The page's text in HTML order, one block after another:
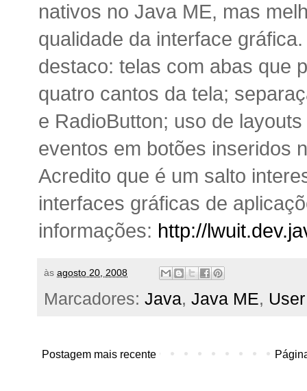
nativos no Java ME, mas
qualidade da interface
destaco: telas com abas que
quatro cantos da tela;
e RadioButton; uso de
eventos em botões inseridos
Acredito que é um salto
interfaces gráficas de
informações: http://
às agosto 20, 2008
Marcadores: Java, Java ME,
Postagem mais recente